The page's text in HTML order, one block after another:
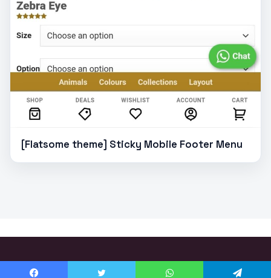
[Flatsome theme] Sticky Mobile Footer Menu